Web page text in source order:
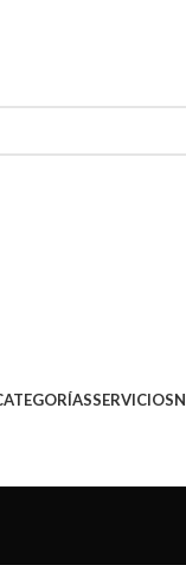
- 17:00 HORAS
EVENTOS
SERVICIOS